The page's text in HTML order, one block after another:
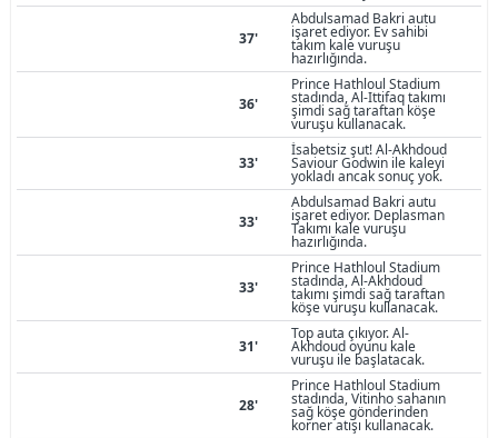
37'
Abdulsamad Bakri autu
işaret ediyor. Ev sahibi
takım kale vuruşu
hazırlığında.
36'
Prince Hathloul Stadium
stadında, Al-Ittifaq takımı
şimdi sağ taraftan köşe
vuruşu kullanacak.
33'
İsabetsiz şut! Al-Akhdoud
Saviour Godwin ile kaleyi
yokladı ancak sonuç yok.
33'
Abdulsamad Bakri autu
işaret ediyor. Deplasman
Takımı kale vuruşu
hazırlığında.
33'
Prince Hathloul Stadium
stadında, Al-Akhdoud
takımı şimdi sağ taraftan
köşe vuruşu kullanacak.
31'
Top auta çıkıyor. Al-
Akhdoud oyunu kale
vuruşu ile başlatacak.
28'
Prince Hathloul Stadium
stadında, Vitinho sahanın
sağ köşe gönderinden
korner atışı kullanacak.